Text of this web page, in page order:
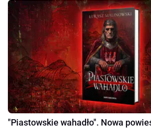
"Piastowskie wahadło". Nowa